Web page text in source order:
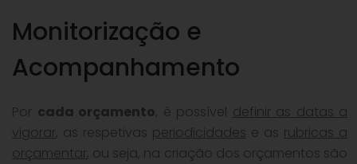
Monitorização e
Acompanhamento
Por cada orçamento, é possível definir as datas a
vigorar, as respetivas periodicidades e as rubricas a
orçamentar, ou seja, na criação dos orçamentos são